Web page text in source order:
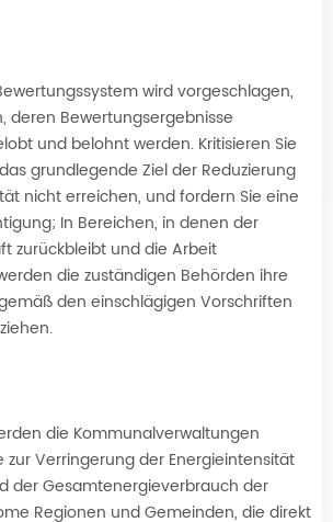
wird vorgeschlagen,
deren Bewertungsergebnisse
und belohnt werden. Kritisieren Sie
grundlegende Ziel der Reduzierung
nicht erreichen, und fordern Sie eine
In Bereichen, in denen der
zurückbleibt und die Arbeit
die zuständigen Behörden ihre
den einschlägigen Vorschriften
die Kommunalverwaltungen
zur Verringerung der Energieintensität
der Gesamtenergieverbrauch der
Regionen und Gemeinden, die direkt